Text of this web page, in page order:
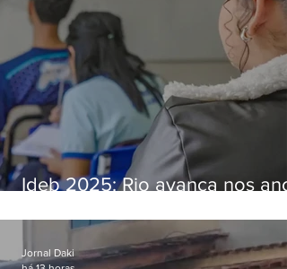
Ideb 2025: Rio avança nos
nacional
Jornal Daki